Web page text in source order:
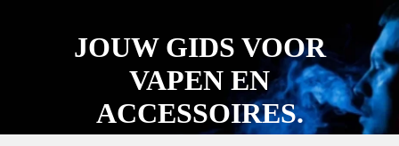
JOUW GIDS VOOR
VAPEN EN
ACCESSOIRES.